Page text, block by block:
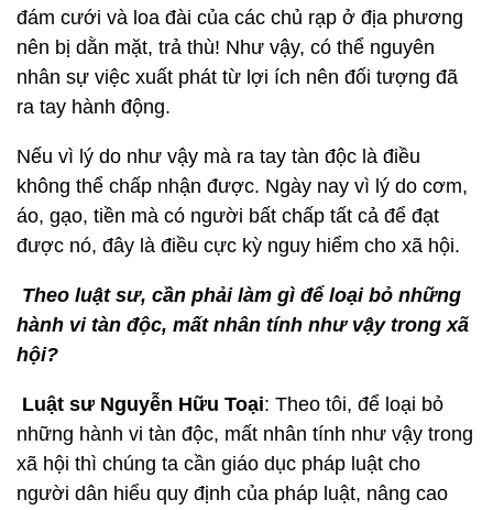
đám cưới và loa đài của các chủ rạp ở địa phương
nên bị dằn mặt, trả thù! Như vậy, có thể nguyên
nhân sự việc xuất phát từ lợi ích nên đối tượng đã
ra tay hành động.
Nếu vì lý do như vậy mà ra tay tàn độc là điều
không thể chấp nhận được. Ngày nay vì lý do cơm,
áo, gạo, tiền mà có người bất chấp tất cả để đạt
được nó, đây là điều cực kỳ nguy hiểm cho xã hội.
Theo luật sư, cần phải làm gì để loại bỏ những
hành vi tàn độc, mất nhân tính như vậy trong xã
hội?
Luật sư Nguyễn Hữu Toại: Theo tôi, để loại bỏ
những hành vi tàn độc, mất nhân tính như vậy trong
xã hội thì chúng ta cần giáo dục pháp luật cho
người dân hiểu quy định của pháp luật, nâng cao